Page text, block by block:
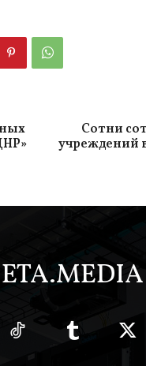
Сотни
учреждений